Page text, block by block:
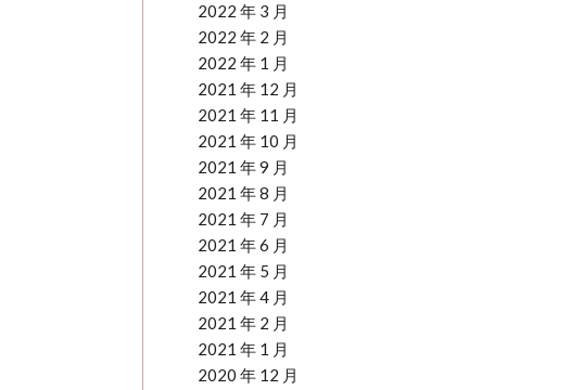
2022 年 3 月
2022 年 2 月
2022 年 1 月
2021 年 12 月
2021 年 11 月
2021 年 10 月
2021 年 9 月
2021 年 8 月
2021 年 7 月
2021 年 6 月
2021 年 5 月
2021 年 4 月
2021 年 2 月
2021 年 1 月
2020 年 12 月